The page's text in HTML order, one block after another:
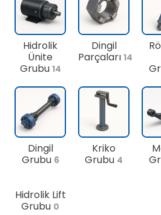
Hidrolik
Ünite
Grubu 14
Dingil
Parçaları 14
Dingil
Grubu 6
Kriko
Grubu 4
Hidrolik Lift
Grubu 0